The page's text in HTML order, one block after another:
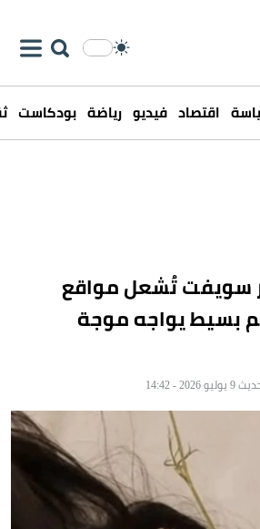
اقتصاد فيديو رياضة بودكاست
سويفت تُشعل مواقع
بسيط يواجه موجة